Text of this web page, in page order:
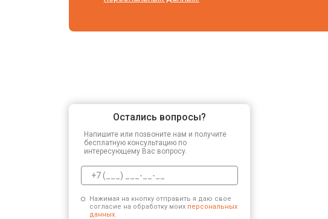
Остались вопросы?
Напишите или позвоните нам и получите
бесплатную консультацию по
интересующему Вас вопросу.
Нажимая на кнопку отправить я даю свое
согласие на обработку моих персональных
данных.